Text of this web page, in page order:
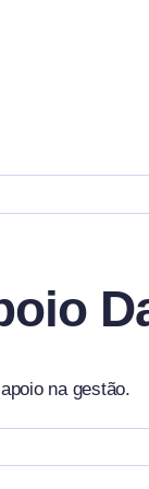
na gestão.